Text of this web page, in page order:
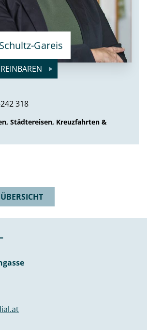
Gareis
318
Städtereisen, Kreuzfahrten &